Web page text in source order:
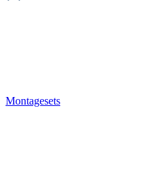
Montagesets